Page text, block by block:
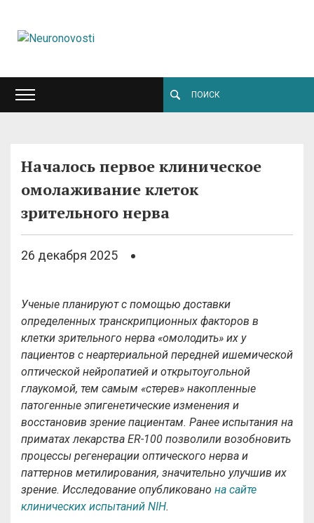
Началось первое клиническое
омолаживание клеток
зрительного нерва
26 декабря 2025
Ученые планируют с помощью доставки
определенных транскрипционных факторов в
клетки зрительного нерва «омолодить» их у
пациентов с неартериальной передней ишемической
оптической нейропатией и открытоугольной
глаукомой, тем самым «стерев» накопленные
патогенные эпигенетические изменения и
восстановив зрение пациентам. Ранее испытания на
приматах лекарства ER-100 позволили возобновить
процессы регенерации оптического нерва и
паттернов метилирования, значительно улучшив их
зрение. Исследование опубликовано на сайте
клинических испытаний NIH.